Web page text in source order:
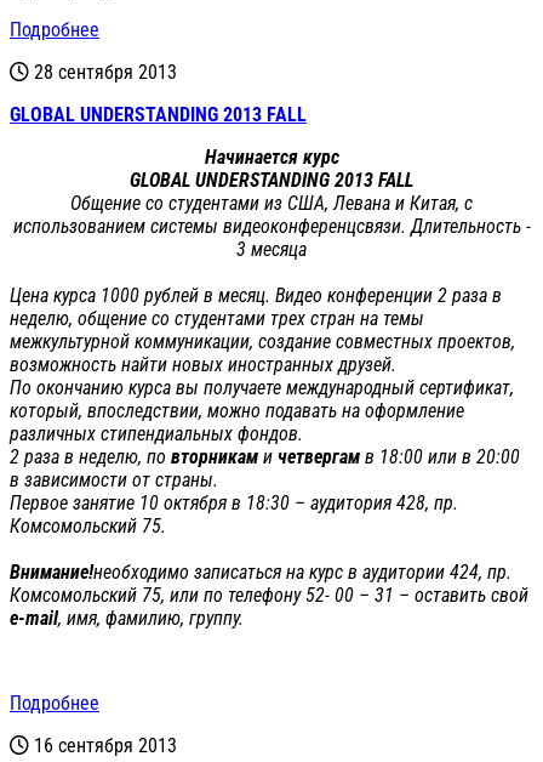
Подробнее
28 сентября 2013
GLOBAL UNDERSTANDING 2013 FALL
Начинается курс
GLOBAL UNDERSTANDING 2013 FALL
Общение со студентами из США, Левана и Китая, с
использованием системы видеоконференцсвязи. Длительность -
3 месяца
Цена курса 1000 рублей в месяц. Видео конференции 2 раза в
неделю, общение со студентами трех стран на темы
межкультурной коммуникации, создание совместных проектов,
возможность найти новых иностранных друзей.
По окончанию курса вы получаете международный сертификат,
который, впоследствии, можно подавать на оформление
различных стипендиальных фондов.
2 раза в неделю, по вторникам и четвергам в 18:00 или в 20:00
в зависимости от страны.
Первое занятие 10 октября в 18:30 – аудитория 428, пр.
Комсомольский 75.
Внимание!необходимо записаться на курс в аудитории 424, пр.
Комсомольский 75, или по телефону 52- 00 – 31 – оставить свой
e-mail, имя, фамилию, группу.
Подробнее
16 сентября 2013